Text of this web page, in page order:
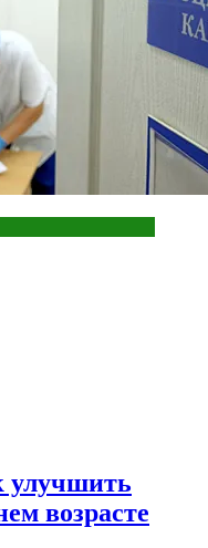
улучшить
возрасте